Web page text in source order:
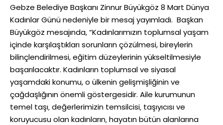
Gebze Belediye Başkanı Zinnur Büyükgöz 8 Mart Dünya
Kadınlar Günü nedeniyle bir mesaj yayımladı. Başkan
Büyükgöz mesajında, “Kadınlarımızın toplumsal yaşam
içinde karşılaştıkları sorunların çözülmesi, bireylerin
bilinçlendirilmesi, eğitim düzeylerinin yükseltilmesiyle
başarılacaktır. Kadınların toplumsal ve siyasal
yaşamdaki konumu, o ülkenin gelişmişliğinin ve
çağdaşlığının önemli göstergesidir. Aile kurumunun
temel taşı‚ değerlerimizin temsilcisi‚ taşıyıcısı ve
koruyucusu olan kadınların‚ hayatın bütün alanlarına